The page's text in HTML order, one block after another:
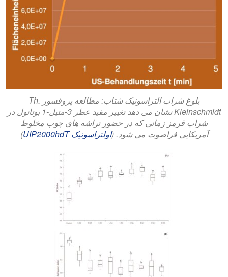
بلوغ شراب التراسونیک شتاب: مطالعه پروفسور Th.
Kleinschmidt نشان می دهد تغییر مفید عطر 3-متیل-1 بوتانول در
شراب قرمز زمانی که در حضور تراشه های چوب مخلوط
آمریکایی فراصوت می شود. (اولتراسونیک UIP2000hdT )